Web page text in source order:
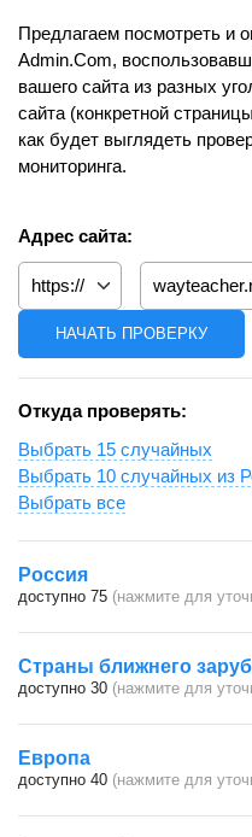
Предлагаем посмотреть и
Admin.Com,
вашего сайта из разных
сайта (конкретной
как будет выглядеть
мониторинга.
Адрес сайта:
Откуда проверять:
Выбрать 15 случайных
Выбрать 10 случайных из
Выбрать все
Россия
доступно 75 (нажмите для
Страны ближнего
доступно 30 (нажмите для
Европа
доступно 40 (нажмите для